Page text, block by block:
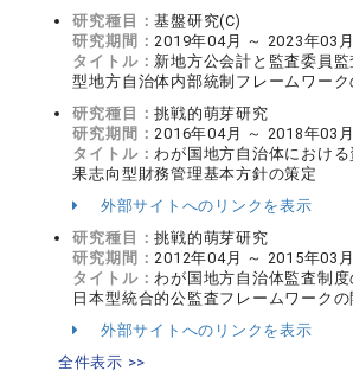
研究種目：基盤研究(C)
研究期間：2019年04月 ～ 2023年03月
タイトル： 新地方公会計と監査委員
型地方自治体内部統制フレームワーク
研究種目：挑戦的萌芽研究
研究期間：2016年04月 ～ 2018年03月
タイトル：わが国地方自治体におけ
果志向型財務管理基本方針の策定
外部サイトへのリンクを表示
研究種目：挑戦的萌芽研究
研究期間：2012年04月 ～ 2015年03月
タイトル：わが国地方自治体監査制
日本型統合的公監査フレームワークの
外部サイトへのリンクを表示
全件表示 >>